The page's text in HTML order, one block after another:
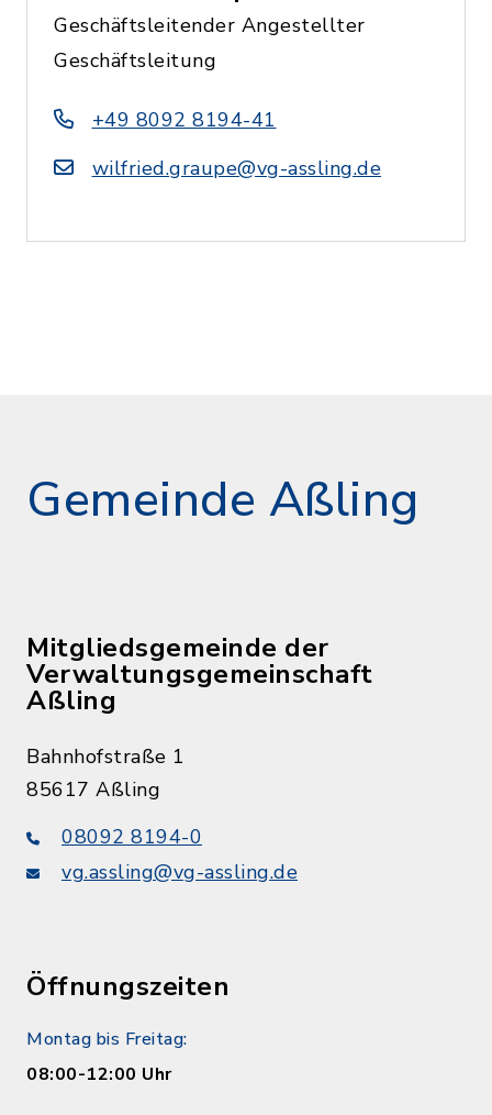
Geschäftsleitender Angestellter
Geschäftsleitung
+49 8092 8194-41
wilfried.graupe@vg-assling.de
Gemeinde Aßling
Mitgliedsgemeinde der
Verwaltungsgemeinschaft
Aßling
Bahnhofstraße 1
85617 Aßling
08092 8194-0
vg.assling@vg-assling.de
Öffnungszeiten
Montag bis Freitag:
08:00-12:00 Uhr